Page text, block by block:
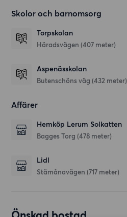
Skolor och barnomsorg
Torpskolan
Häradsvägen (407 meter)
Aspenässkolan
Butenschöns väg (432 meter)
Affärer
Hemköp Lerum Solkatten
Bagges Torg (478 meter)
Lidl
Stämånavägen (717 meter)